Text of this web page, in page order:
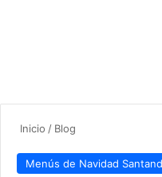
Inicio / Blog
Menús de Navidad